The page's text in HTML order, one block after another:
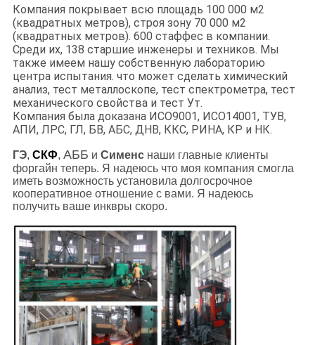
Компания покрывает всю площадь 100 000 м2
(квадратных метров), строя зону 70 000 м2
(квадратных метров). 600 стаффес в компании.
Среди их, 138 старшие инженеры и техников. Мы
также имеем нашу собственную лабораторию
центра испытания. что может сделать химический
анализ, тест металлоскопе, тест спектрометра, тест
механического свойства и тест Ут.
Компания была доказана ИСО9001, ИСО14001, ТУВ,
АПИ, ЛРС, ГЛ, БВ, АБС, ДНВ, ККС, РИНА, КР и НК.
ГЭ, СКФ, АББ и Сименс наши главные клиенты
форгайн теперь. Я надеюсь что моя компания смогла
иметь возможность установила долгосрочное
кооперативное отношение с вами. Я надеюсь
получить ваше инквры скоро.